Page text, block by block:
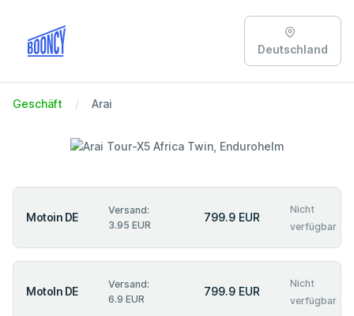
Deutschland
Geschäft Arai
Motoin DE
Versand:
3.95 EUR
799.9 EUR
Nicht
verfügbar
MotoIn DE
Versand:
6.9 EUR
799.9 EUR
Nicht
verfügbar